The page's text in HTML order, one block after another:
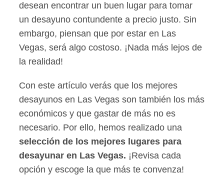
desean encontrar un buen lugar para tomar
un desayuno contundente a precio justo. Sin
embargo, piensan que por estar en Las
Vegas, será algo costoso. ¡Nada más lejos de
la realidad!
Con este artículo verás que los mejores
desayunos en Las Vegas son también los más
económicos y que gastar de más no es
necesario. Por ello, hemos realizado una
selección de los mejores lugares para
desayunar en Las Vegas. ¡Revisa cada
opción y escoge la que más te convenza!